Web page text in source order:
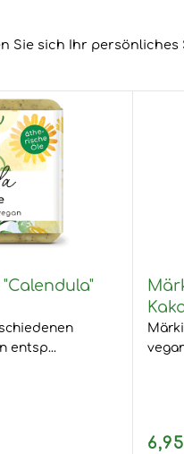
Sie sich Ihr persönliches
entsp...